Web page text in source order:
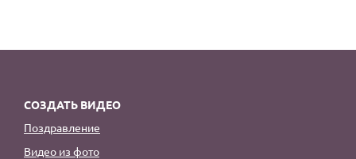
СОЗДАТЬ ВИДЕО
Поздравление
Видео из фото